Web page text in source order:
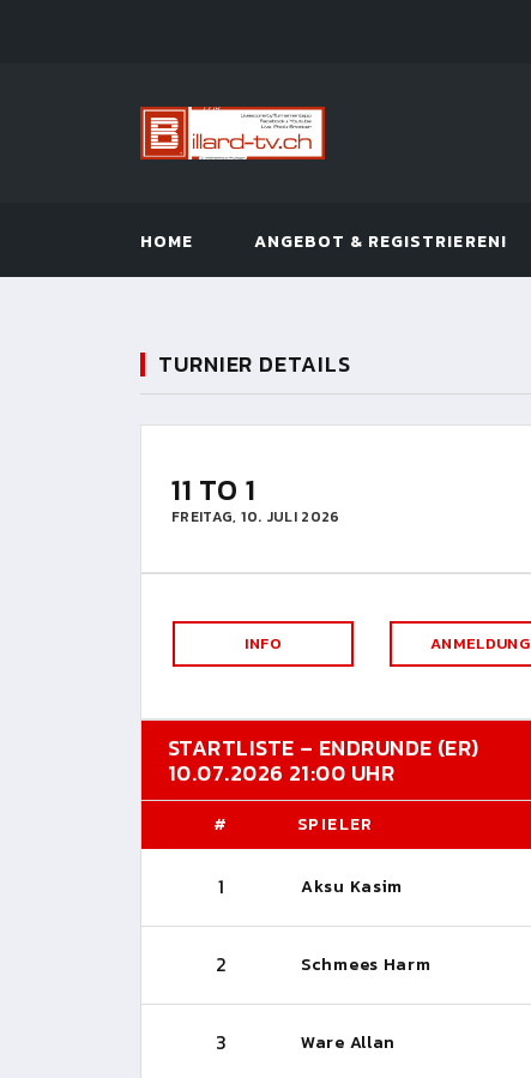
HOME ANGEBOT & REGISTRIEREN!
TURNIER DETAILS
11 TO 1
FREITAG, 10. JULI 2026
INFO ANMELDUNG
STARTLISTE – ENDRUNDE (ER)
10.07.2026 21:00 UHR
# SPIELER
1 Aksu Kasim
2 Schmees Harm
3 Ware Allan